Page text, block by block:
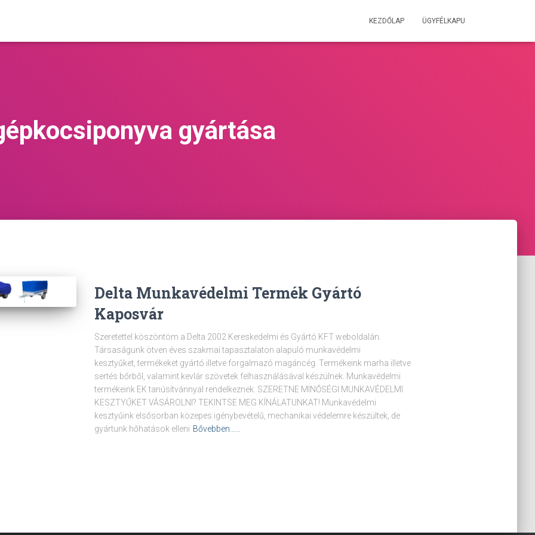
KEZDŐLAP ÜGYFÉLKAPU
gyártása
Delta Munkavédelmi Termék Gyártó
Kaposvár
Szeretettel köszöntöm a Delta 2002 Kereskedelmi és Gyártó KFT weboldalán.
Társaságunk ötven éves szakmai tapasztalaton alapuló munkavédelmi
kesztyűket, termékeket gyártó illetve forgalmazó magáncég. Termékeink marha illetve
sertés bőrből, valamint kevlár szövetek felhasználásával készülnek. Munkavédelmi
termékeink EK tanúsítvánnyal rendelkeznek. SZERETNE MINŐSÉGI MUNKAVÉDELMI
KESZTYŰKET VÁSÁROLNI? TEKINTSE MEG KÍNÁLATUNKAT! Munkavédelmi
kesztyűink elsősorban közepes igénybevételű, mechanikai védelemre készültek, de
gyártunk hőhatások elleni Bővebben……